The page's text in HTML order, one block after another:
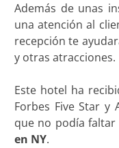
Además de unas
una atención al
recepción te
y otras atracciones.
Este hotel ha
Forbes Five Star y
que no podía
en NY.